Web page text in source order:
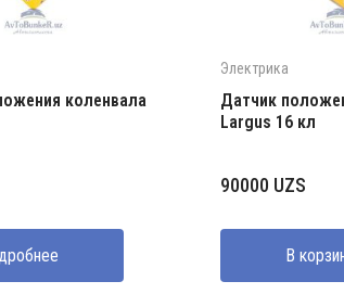
коленвала
Электрика
Датчик
Largus 16 кл
90000 UZS
В